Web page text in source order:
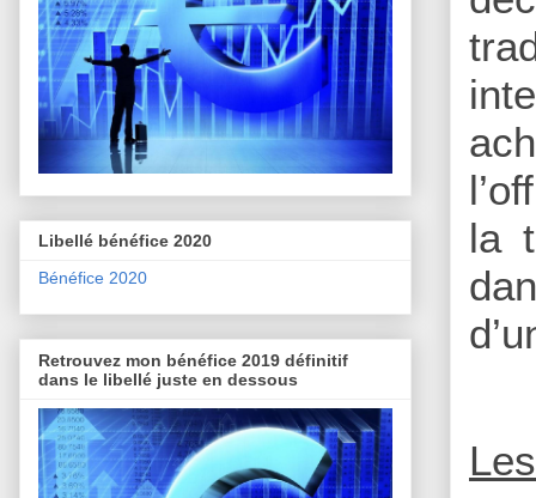
la
Libellé bénéfice 2020
Bénéfice 2020
Retrouvez mon bénéfice 2019 définitif
dans le libellé juste en dessous